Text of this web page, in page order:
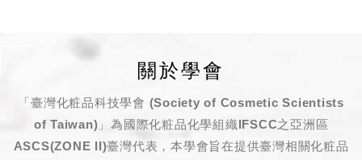
關於學會
「臺灣化粧品科技學會 (Society of Cosmetic Scientists
of Taiwan)」為國際化粧品化學組織IFSCC之亞洲區
ASCS(ZONE II)臺灣代表，本學會旨在提供臺灣相關化粧品